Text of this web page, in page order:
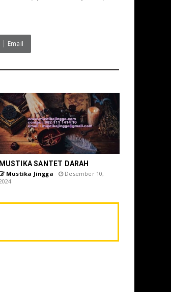
Email
MUSTIKA SANTET DARAH
Mustika Jingga
Desember 10,